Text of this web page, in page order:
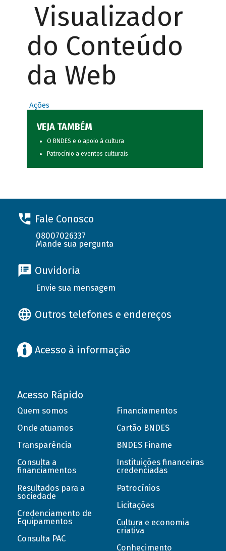
Visualizador
do Conteúdo
da Web
Ações
VEJA TAMBÉM
O BNDES e o apoio à cultura
Patrocínio a eventos culturais
Fale Conosco
08007026337
Mande sua pergunta
Ouvidoria
Envie sua mensagem
Outros telefones e endereços
Acesso à informação
Acesso Rápido
Quem somos
Onde atuamos
Transparência
Consulta a
financiamentos
Resultados para a
sociedade
Credenciamento de
Equipamentos
Consulta PAC
Financiamentos
Cartão BNDES
BNDES Finame
Instituições financeiras
credenciadas
Patrocínios
Licitações
Cultura e economia
criativa
Conhecimento